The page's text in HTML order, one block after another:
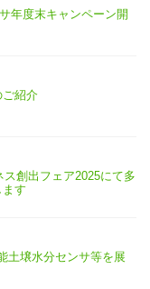
年度末キャンペーン開
ご紹介
創出フェア2025にて多
す
土壌水分センサ等を展